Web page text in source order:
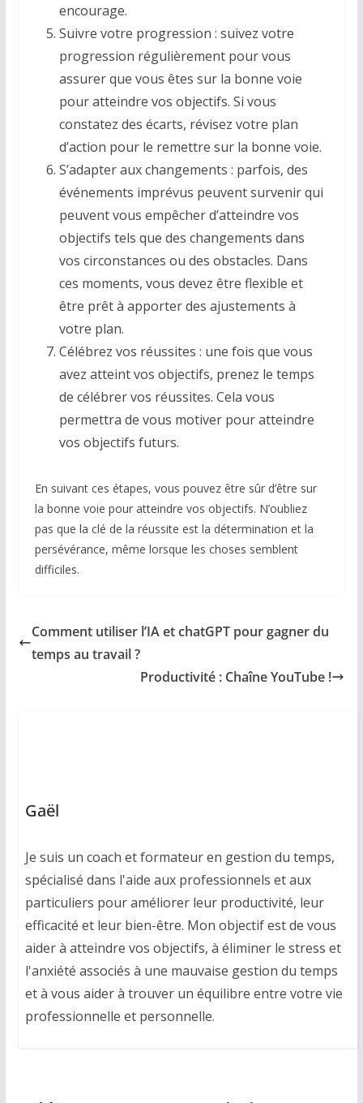
encourage.
Suivre votre progression : suivez votre
progression régulièrement pour vous
assurer que vous êtes sur la bonne voie
pour atteindre vos objectifs. Si vous
constatez des écarts, révisez votre plan
d’action pour le remettre sur la bonne voie.
S’adapter aux changements : parfois, des
événements imprévus peuvent survenir qui
peuvent vous empêcher d’atteindre vos
objectifs tels que des changements dans
vos circonstances ou des obstacles. Dans
ces moments, vous devez être flexible et
être prêt à apporter des ajustements à
votre plan.
Célébrez vos réussites : une fois que vous
avez atteint vos objectifs, prenez le temps
de célébrer vos réussites. Cela vous
permettra de vous motiver pour atteindre
vos objectifs futurs.
En suivant ces étapes, vous pouvez être sûr d’être sur
la bonne voie pour atteindre vos objectifs. N’oubliez
pas que la clé de la réussite est la détermination et la
persévérance, même lorsque les choses semblent
difficiles.
Comment utiliser l’IA et chatGPT pour gagner du
temps au travail ?
Productivité : Chaîne YouTube !
Gaël
Je suis un coach et formateur en gestion du temps,
spécialisé dans l'aide aux professionnels et aux
particuliers pour améliorer leur productivité, leur
efficacité et leur bien-être. Mon objectif est de vous
aider à atteindre vos objectifs, à éliminer le stress et
l'anxiété associés à une mauvaise gestion du temps
et à vous aider à trouver un équilibre entre votre vie
professionnelle et personnelle.